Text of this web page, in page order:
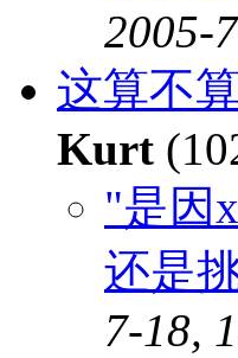
2005-
这算不
Kurt
"是因
还是
7-18,